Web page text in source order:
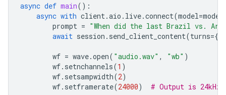
async def main():
async with client.aio . live.connect(model=model
prompt = "When did the last Brazil vs.
await session . send_client_content(turns={
wf = wave.open( "audio.wav" , "wb" )
wf. setnchannels(1 )
wf. setsampwidth(2)
wf. setframerate(24000) # Output is 24kHz